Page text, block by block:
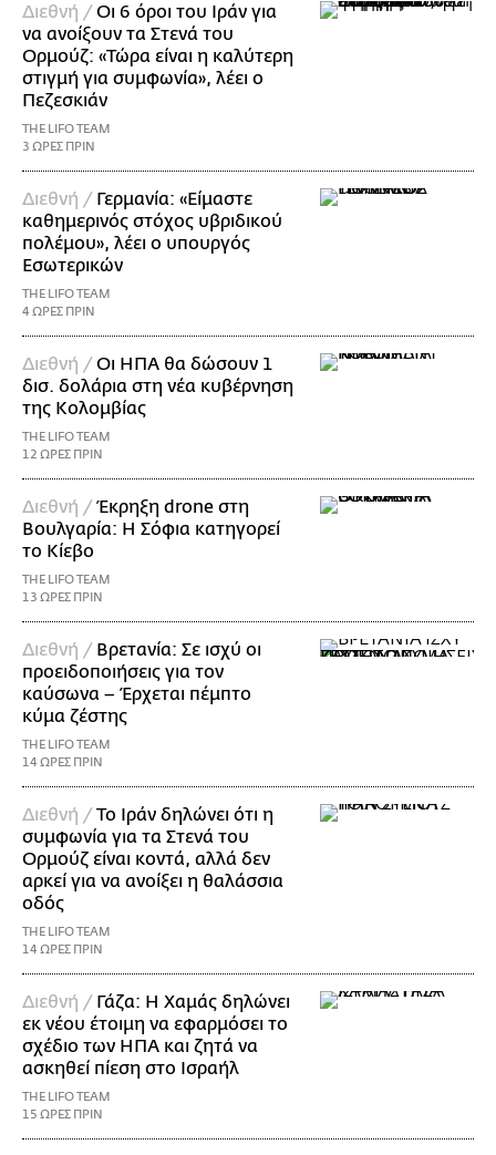
Διεθνή /Οι 6 όροι του Ιράν για
να ανοίξουν τα Στενά του
Ορμούζ: «Τώρα είναι η καλύτερη
στιγμή για συμφωνία», λέει ο
Πεζεσκιάν
THE LIFO TEAM
3 ΩΡΕΣ ΠΡΙΝ
Διεθνή / Γερμανία: «Είμαστε
καθημερινός στόχος υβριδικού
πολέμου», λέει ο υπουργός
Εσωτερικών
THE LIFO TEAM
4 ΩΡΕΣ ΠΡΙΝ
Διεθνή /Οι ΗΠΑ θα δώσουν 1
δισ. δολάρια στη νέα κυβέρνηση
της Κολομβίας
THE LIFO TEAM
12 ΩΡΕΣ ΠΡΙΝ
Διεθνή /Έκρηξη drone στη
Βουλγαρία: Η Σόφια κατηγορεί
το Κίεβο
THE LIFO TEAM
13 ΩΡΕΣ ΠΡΙΝ
Διεθνή / Βρετανία: Σε ισχύ οι
προειδοποιήσεις για τον
καύσωνα – Έρχεται πέμπτο
κύμα ζέστης
THE LIFO TEAM
14 ΩΡΕΣ ΠΡΙΝ
Διεθνή /Το Ιράν δηλώνει ότι η
συμφωνία για τα Στενά του
Ορμούζ είναι κοντά, αλλά δεν
αρκεί για να ανοίξει η θαλάσσια
οδός
THE LIFO TEAM
14 ΩΡΕΣ ΠΡΙΝ
Διεθνή / Γάζα: Η Χαμάς δηλώνει
εκ νέου έτοιμη να εφαρμόσει το
σχέδιο των ΗΠΑ και ζητά να
ασκηθεί πίεση στο Ισραήλ
THE LIFO TEAM
15 ΩΡΕΣ ΠΡΙΝ